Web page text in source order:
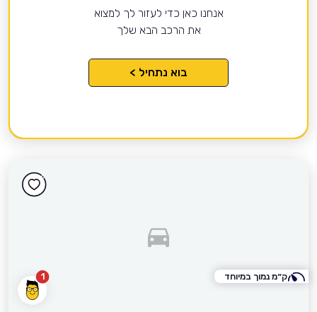
אנחנו כאן כדי לעזור לך למצוא
את הרכב הבא שלך
בוא נתחיל >
1 ק״מ נמוך במיוחד